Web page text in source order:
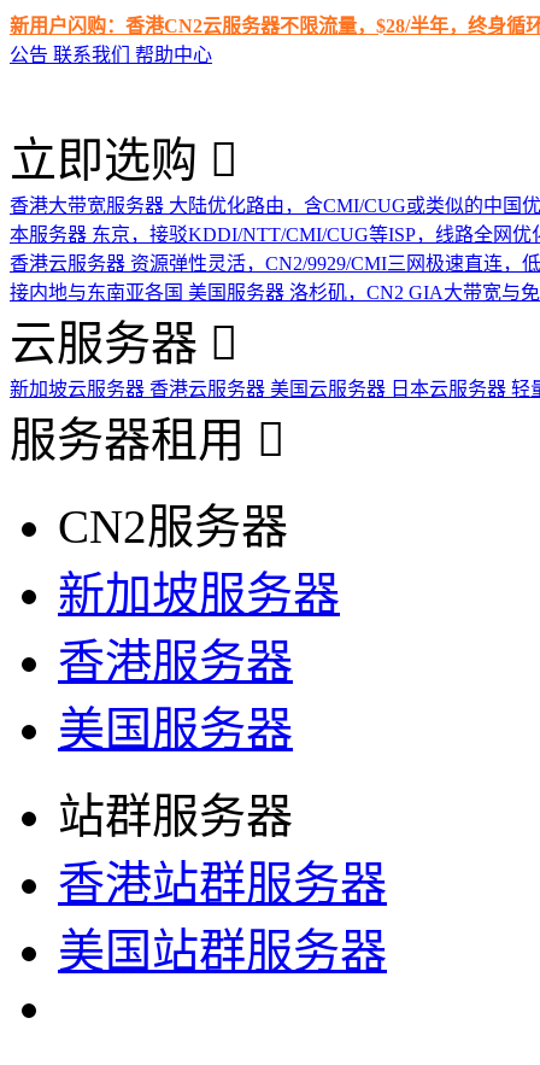
新用户闪购：香港CN2云服务器不限流量，$28/半年，终身循
公告 联系我们 帮助中心
立即选购
香港大带宽服务器 大陆优化路由，含CMI/CUG或类似的中国
本服务器 东京，接驳KDDI/NTT/CMI/CUG等ISP，线路全网优
香港云服务器 资源弹性灵活，CN2/9929/CMI三网极速直连，
接内地与东南亚各国 美国服务器 洛杉矶，CN2 GIA大带宽与
云服务器
新加坡云服务器 香港云服务器 美国云服务器 日本云服务器 轻
服务器租用
CN2服务器
新加坡服务器
香港服务器
美国服务器
站群服务器
香港站群服务器
美国站群服务器